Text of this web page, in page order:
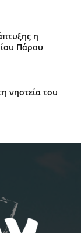
η
Πάρου
νηστεία του